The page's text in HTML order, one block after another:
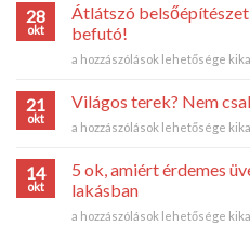
28
okt
Átlátszó
befutó!
Átlátszó
megoldások?
Az
üveg
is
befutó!
a hozzászólások lehetősége
21
okt
Világos terek? Nem
Világos
Nem
csak
a
színeken
a hozzászólások lehetősége
14
okt
5 ok, amiért érdemes
lakásban
5a hozzászólások lehetősége